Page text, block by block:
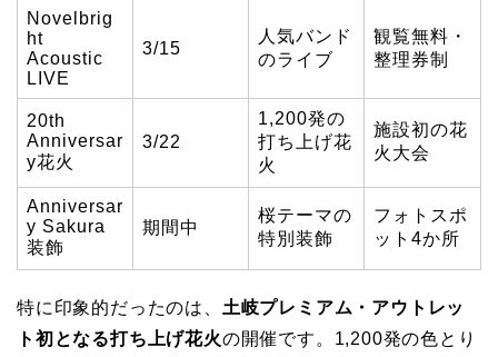
Novelbrig
ht
Acoustic
LIVE
3/15
人気バンド
のライブ
観覧無料・
整理券制
20th
Anniversar
y花火
3/22
1,200発の
打ち上げ花
火
施設初の花
火大会
Anniversar
y Sakura
装飾
期間中
桜テーマの
特別装飾
フォトスポ
ット4か所
特に印象的だったのは、 土岐プレミアム・アウトレッ
ト初となる打ち上げ花火の開催です。1,200発の色とり